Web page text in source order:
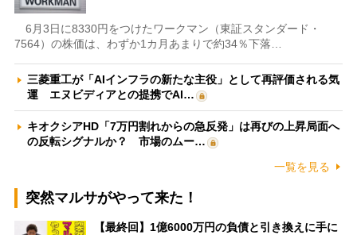
6月3日に8330円をつけたワークマン（東証スタンダード・
7564）の株価は、わずか1カ月あまりで約34％下落…
三菱重工が「AIインフラの新たな主役」として再評価される気
運 エヌビディアとの提携でAI…
キオクシアHD「7万円割れからの急反発」は再びの上昇局面へ
の反転シグナルか？ 市場のムー…
一覧を見る
突然マルサがやって来た！
【最終回】1億6000万円の負債と引き換えに手に